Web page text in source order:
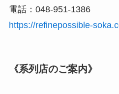
電話：048-951-1386
https://refinepossible-
《系列店のご案内》